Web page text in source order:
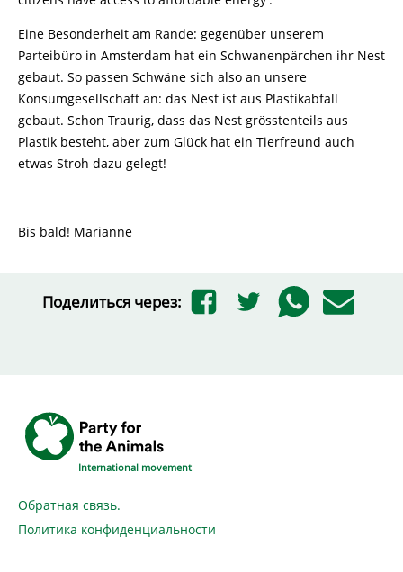
Eine Besonderheit am Rande: gegenüber unserem
Parteibüro in Amsterdam hat ein Schwanenpärchen ihr Nest
gebaut. So passen Schwäne sich also an unsere
Konsumgesellschaft an: das Nest ist aus Plastikabfall
gebaut. Schon Traurig, dass das Nest grösstenteils aus
Plastik besteht, aber zum Glück hat ein Tierfreund auch
etwas Stroh dazu gelegt!
Bis bald! Marianne
Поделиться через:
International movement
Обратная связь.
Политика конфиденциальности